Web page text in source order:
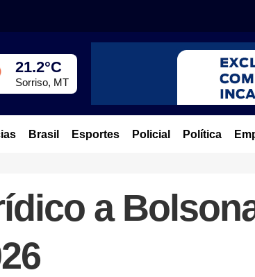
21.2°C
Sorriso, MT
Brasil Esportes Policial Política
a